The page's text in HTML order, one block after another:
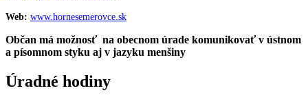
Web: www.hornesemerovce.sk
Občan má možnosť na obecnom úrade komunikovať v ústnom
a písomnom styku aj v jazyku menšiny
Úradné hodiny